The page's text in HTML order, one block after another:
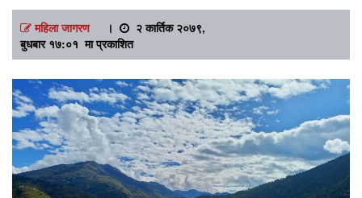
महिला जागरण।
२ कार्तिक २०७९,
बुधबार १७:०१ मा प्रकाशित